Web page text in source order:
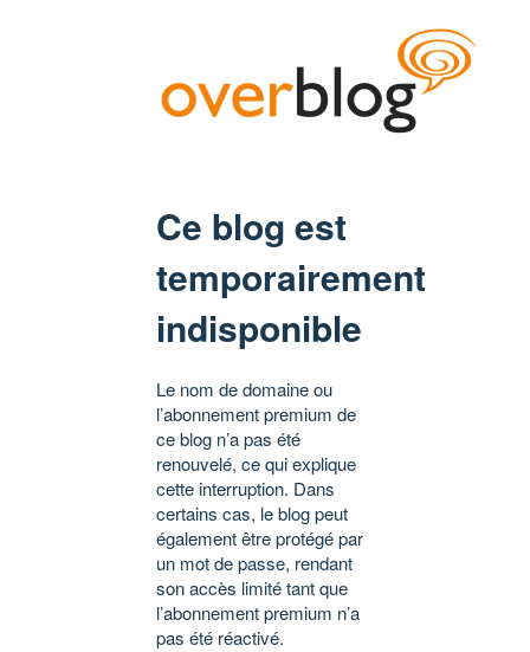
Ce blog est
temporairement
indisponible
Le nom de domaine ou
l’abonnement premium de
ce blog n’a pas été
renouvelé, ce qui explique
cette interruption. Dans
certains cas, le blog peut
également être protégé par
un mot de passe, rendant
son accès limité tant que
l’abonnement premium n’a
pas été réactivé.